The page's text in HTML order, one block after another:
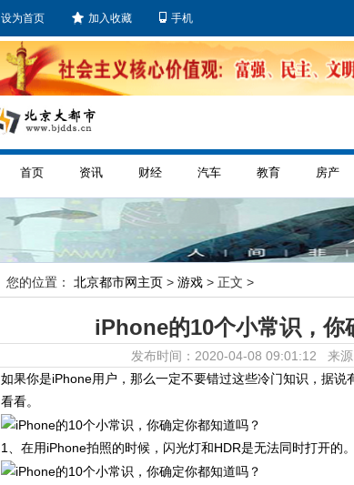
设为首页 加入收藏 手机
首页 资讯 财经 汽车 教育 房产
您的位置： 北京都市网主页 > 游戏 > 正文 >
iPhone的10个小常识，你
发布时间：2020-04-08 09:01:12 来
如果你是iPhone用户，那么一定不要错过这些冷门知识，据
看看。
1、在用iPhone拍照的时候，闪光灯和HDR是无法同时打开的